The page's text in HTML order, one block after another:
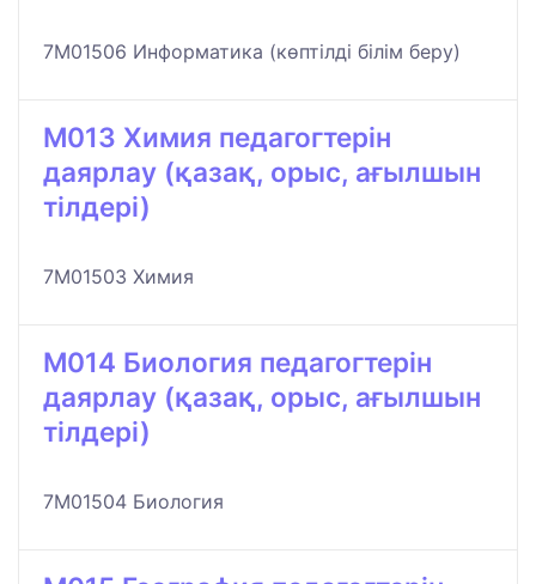
7M01506 Информатика (көптілді білім беру)
M013 Химия педагогтерін
даярлау (қазақ, орыс, ағылшын
тілдері)
7M01503 Химия
M014 Биология педагогтерін
даярлау (қазақ, орыс, ағылшын
тілдері)
7M01504 Биология